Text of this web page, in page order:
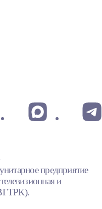
предприятие
и